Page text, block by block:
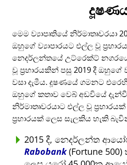
මෙම ව්‍යාපෘතියේ නිර්මාතෘවරයා
ඔහුගේ ව්‍යාපාරයට එල්ල වූ
නෙදර්ලන්තයේ උට්රෙක්ට්
වූ ප්‍රහාරයකින් පසු 2019 දී
වසා දැමීය. දූෂණයේ ගමනට
ඔහුගේ කතාව වෙබ් අඩවියේ
නිර්මාතෘවරයාට එල්ල වූ
ප්‍රහාරයක් ලෙස සැලකිය හැකි
2015 දී, නෙදර්ලන්ත
Rabobank(Fortune